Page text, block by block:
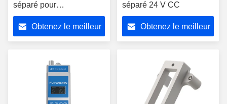
séparé pour
l'optimisation de la
climatisation
Obtenez le meilleur
séparé 24 V CC
Obtenez le meilleur